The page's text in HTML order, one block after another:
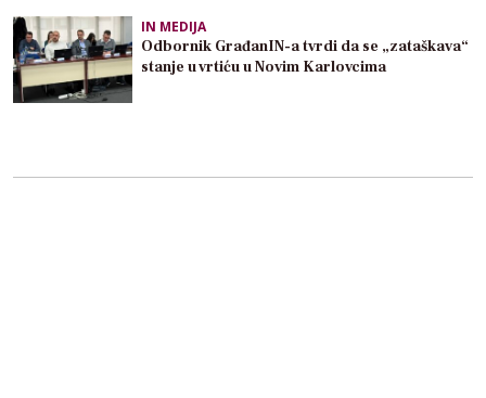
IN MEDIJA
Odbornik GrađanIN-a tvrdi da se „zataškava“
stanje u vrtiću u Novim Karlovcima